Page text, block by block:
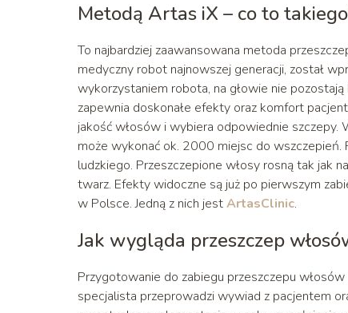
Metodą Artas iX – co to
To najbardziej zaawansowana metoda
medyczny robot najnowszej generacji, został
wykorzystaniem robota, na głowie nie
zapewnia doskonałe efekty oraz komfort
jakość włosów i wybiera odpowiednie
może wykonać ok. 2000 miejsc do wszczepień.
ludzkiego. Przeszczepione włosy rosną tak jak
twarz. Efekty widoczne są już po pierwszym
w Polsce. Jedną z nich jestArtasClinic.
Jak wygląda przeszczep
Przygotowanie do zabiegu przeszczepu
specjalista przeprowadzi wywiad z pacjentem